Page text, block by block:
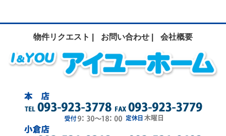
物件リクエスト | お問い合わせ | 会社概要